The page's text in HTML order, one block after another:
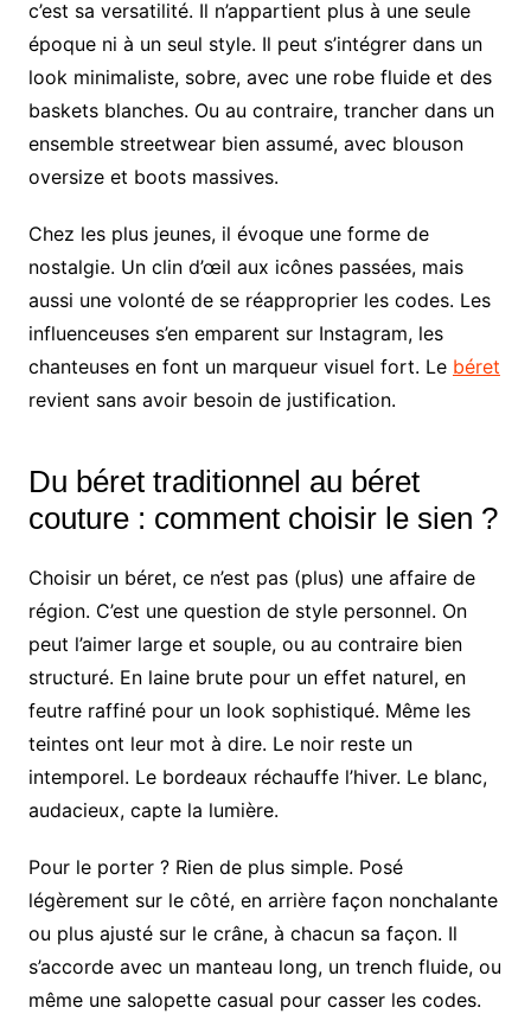
c’est sa versatilité. Il n’appartient plus à une seule
époque ni à un seul style. Il peut s’intégrer dans un
look minimaliste, sobre, avec une robe fluide et des
baskets blanches. Ou au contraire, trancher dans un
ensemble streetwear bien assumé, avec blouson
oversize et boots massives.
Chez les plus jeunes, il évoque une forme de
nostalgie. Un clin d’œil aux icônes passées, mais
aussi une volonté de se réapproprier les codes. Les
influenceuses s’en emparent sur Instagram, les
chanteuses en font un marqueur visuel fort. Le béret
revient sans avoir besoin de justification.
Du béret traditionnel au béret
couture : comment choisir le sien ?
Choisir un béret, ce n’est pas (plus) une affaire de
région. C’est une question de style personnel. On
peut l’aimer large et souple, ou au contraire bien
structuré. En laine brute pour un effet naturel, en
feutre raffiné pour un look sophistiqué. Même les
teintes ont leur mot à dire. Le noir reste un
intemporel. Le bordeaux réchauffe l’hiver. Le blanc,
audacieux, capte la lumière.
Pour le porter ? Rien de plus simple. Posé
légèrement sur le côté, en arrière façon nonchalante
ou plus ajusté sur le crâne, à chacun sa façon. Il
s’accorde avec un manteau long, un trench fluide, ou
même une salopette casual pour casser les codes.